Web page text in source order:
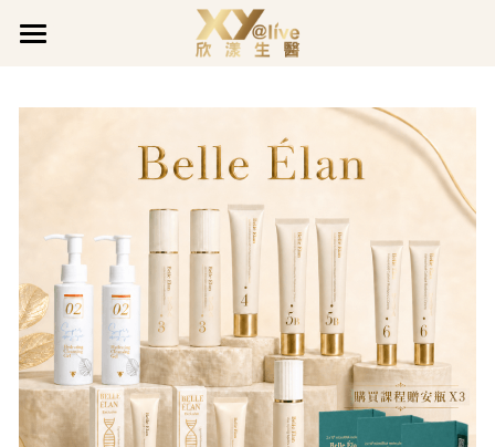
品質堅持
獲獎肯定
善的循環
最新公告
促銷活動
全系列產品
全面呵護
煥膚潤采
豐盈亮澤
真智妍系列
欣漾日誌
活力充沛專欄
魅力煥顏專欄
健康守護專欄
會員專區
會員登入
LINE@客服
部落格分類
公司公告
愛用分享
活力充沛
魅力煥顏